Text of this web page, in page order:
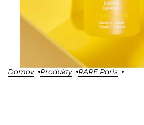
Domov Produkty RARE Paris